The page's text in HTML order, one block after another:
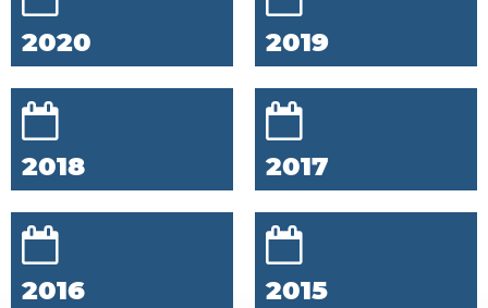
2020 2019
2018 2017
2016 2015